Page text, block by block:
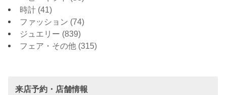
時計 (41)
ファッション (74)
ジュエリー (839)
フェア・その他 (315)
来店予約・店舗情報